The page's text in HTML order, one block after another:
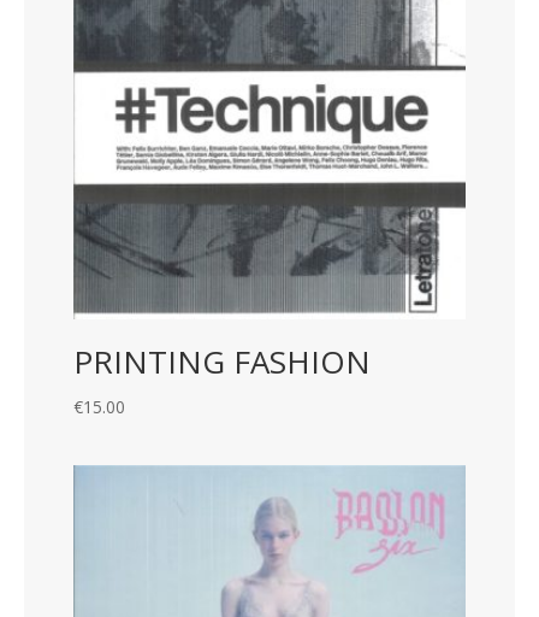
PRINTING FASHION
€15.00